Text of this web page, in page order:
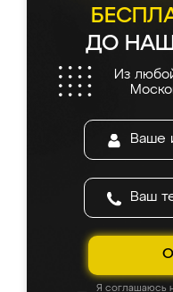
ДО
Из
Я соглашаюсь